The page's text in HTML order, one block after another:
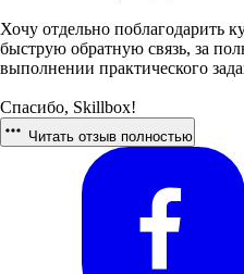
Хочу отдельно поблагодарить
быструю обратную связь, за
выполнении практического
Спасибо, Skillbox!
Читать отзыв полностью